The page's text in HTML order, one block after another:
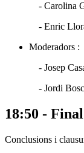
- Carolina
- Enric
Moderadors :
- Josep
- Jordi
18:50 -
Conclusions i